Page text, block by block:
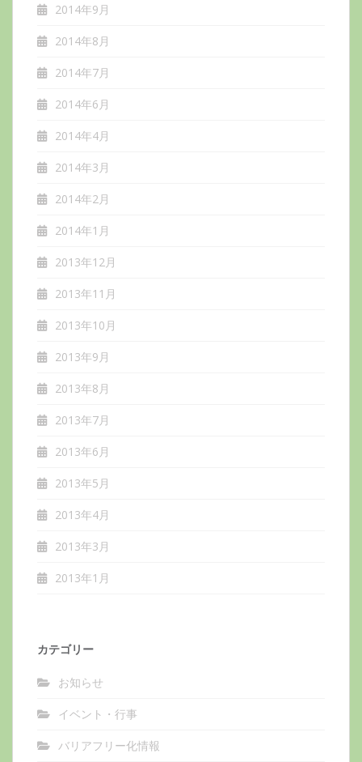
2014年9月
2014年8月
2014年7月
2014年6月
2014年4月
2014年3月
2014年2月
2014年1月
2013年12月
2013年11月
2013年10月
2013年9月
2013年8月
2013年7月
2013年6月
2013年5月
2013年4月
2013年3月
2013年1月
カテゴリー
お知らせ
イベント・行事
バリアフリー化情報